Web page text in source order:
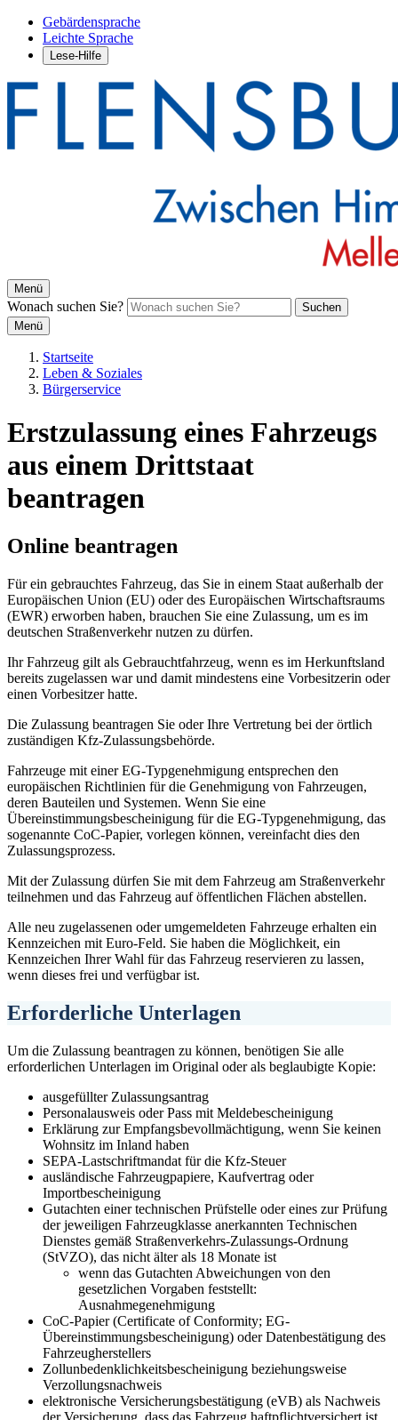
Gebärdensprache
Leichte Sprache
Lese-Hilfe
Menü
Wonach suchen Sie?
Suchen
Menü
Startseite
Leben & Soziales
Bürgerservice
Erstzulassung eines Fahrzeugs
aus einem Drittstaat
beantragen
Online beantragen
Für ein gebrauchtes Fahrzeug, das Sie in einem Staat außerhalb der
Europäischen Union (EU) oder des Europäischen Wirtschaftsraums
(EWR) erworben haben, brauchen Sie eine Zulassung, um es im
deutschen Straßenverkehr nutzen zu dürfen.
Ihr Fahrzeug gilt als Gebrauchtfahrzeug, wenn es im Herkunftsland
bereits zugelassen war und damit mindestens eine Vorbesitzerin oder
einen Vorbesitzer hatte.
Die Zulassung beantragen Sie oder Ihre Vertretung bei der örtlich
zuständigen Kfz-Zulassungsbehörde.
Fahrzeuge mit einer EG-Typgenehmigung entsprechen den
europäischen Richtlinien für die Genehmigung von Fahrzeugen,
deren Bauteilen und Systemen. Wenn Sie eine
Übereinstimmungsbescheinigung für die EG-Typgenehmigung, das
sogenannte CoC-Papier, vorlegen können, vereinfacht dies den
Zulassungsprozess.
Mit der Zulassung dürfen Sie mit dem Fahrzeug am Straßenverkehr
teilnehmen und das Fahrzeug auf öffentlichen Flächen abstellen.
Alle neu zugelassenen oder umgemeldeten Fahrzeuge erhalten ein
Kennzeichen mit Euro-Feld. Sie haben die Möglichkeit, ein
Kennzeichen Ihrer Wahl für das Fahrzeug reservieren zu lassen,
wenn dieses frei und verfügbar ist.
Erforderliche Unterlagen
Um die Zulassung beantragen zu können, benötigen Sie alle
erforderlichen Unterlagen im Original oder als beglaubigte Kopie:
ausgefüllter Zulassungsantrag
Personalausweis oder Pass mit Meldebescheinigung
Erklärung zur Empfangsbevollmächtigung, wenn Sie keinen
Wohnsitz im Inland haben
SEPA-Lastschriftmandat für die Kfz-Steuer
ausländische Fahrzeugpapiere, Kaufvertrag oder
Importbescheinigung
Gutachten einer technischen Prüfstelle oder eines zur Prüfung
der jeweiligen Fahrzeugklasse anerkannten Technischen
Dienstes gemäß Straßenverkehrs-Zulassungs-Ordnung
(StVZO), das nicht älter als 18 Monate ist
wenn das Gutachten Abweichungen von den
gesetzlichen Vorgaben feststellt:
Ausnahmegenehmigung
CoC-Papier (Certificate of Conformity; EG-
Übereinstimmungsbescheinigung) oder Datenbestätigung des
Fahrzeugherstellers
Zollunbedenklichkeitsbescheinigung beziehungsweise
Verzollungsnachweis
elektronische Versicherungsbestätigung (eVB) als Nachweis
der Versicherung, dass das Fahrzeug haftpflichtversichert ist